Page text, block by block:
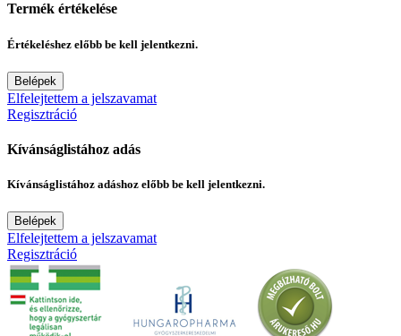
Termék értékelése
Értékeléshez előbb be kell jelentkezni.
Belépek
Elfelejtettem a jelszavamat
Regisztráció
Kívánságlistához adás
Kívánságlistához adáshoz előbb be kell jelentkezni.
Belépek
Elfelejtettem a jelszavamat
Regisztráció